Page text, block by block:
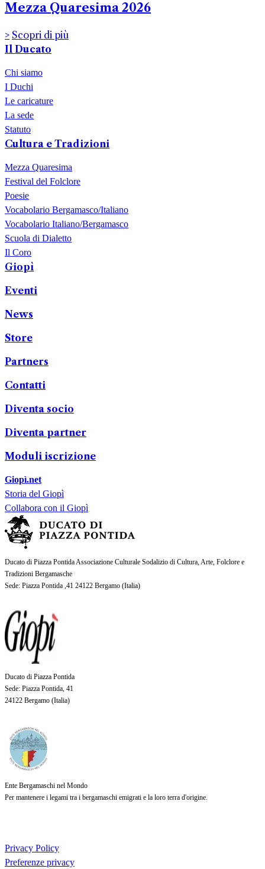
Mezza Quaresima 2026
Scopri di più
Il Ducato
Chi siamo
I Duchi
Le caricature
La sede
Statuto
Cultura e Tradizioni
Mezza Quaresima
Festival del Folclore
Poesie
Vocabolario Bergamasco/Italiano
Vocabolario Italiano/Bergamasco
Scuola di Dialetto
Il Coro
Giopì
Eventi
News
Store
Partners
Contatti
Diventa socio
Diventa partner
Moduli iscrizione
Giopì.net
Storia del Giopì
Collabora con il Giopì
Ducato di Piazza Pontida Associazione Culturale Sodalizio di Cultura, Arte, Folclore e
Tradizioni Bergamasche
Sede: Piazza Pontida ,41 24122 Bergamo (Italia)
Ducato di Piazza Pontida
Sede: Piazza Pontida, 41
24122 Bergamo (Italia)
Ente Bergamaschi nel Mondo
Per mantenere i legami tra i bergamaschi emigrati e la loro terra d'origine.
Privacy Policy
Preferenze privacy